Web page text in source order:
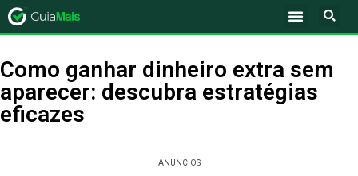
Como ganhar dinheiro extra sem
aparecer: descubra estratégias
eficazes
ANÚNCIOS